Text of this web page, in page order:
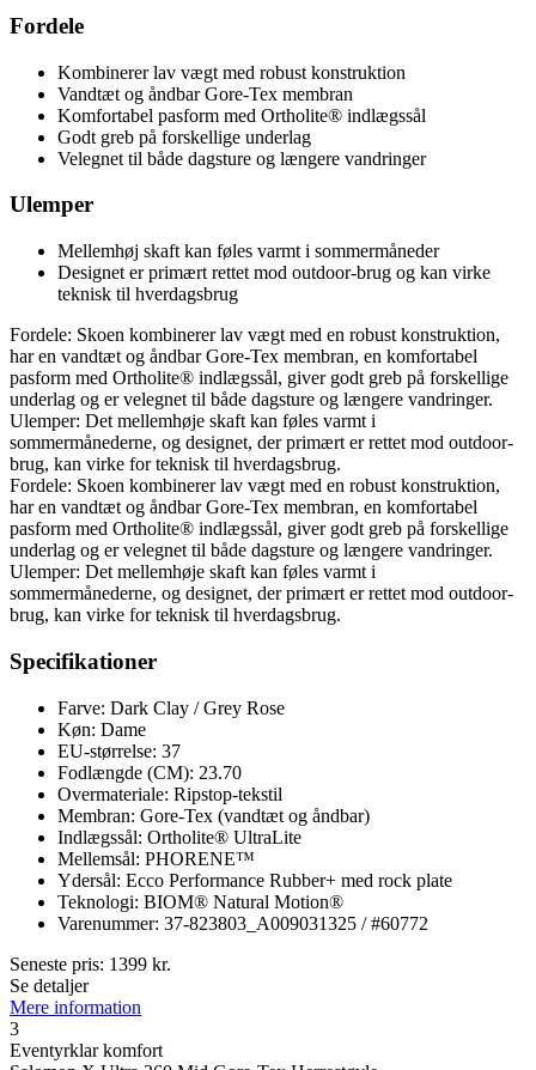
Fordele
Kombinerer lav vægt med robust konstruktion
Vandtæt og åndbar Gore-Tex membran
Komfortabel pasform med Ortholite® indlægssål
Godt greb på forskellige underlag
Velegnet til både dagsture og længere vandringer
Ulemper
Mellemhøj skaft kan føles varmt i sommermåneder
Designet er primært rettet mod outdoor-brug og kan virke
teknisk til hverdagsbrug
Fordele: Skoen kombinerer lav vægt med en robust konstruktion,
har en vandtæt og åndbar Gore-Tex membran, en komfortabel
pasform med Ortholite® indlægssål, giver godt greb på forskellige
underlag og er velegnet til både dagsture og længere vandringer.
Ulemper: Det mellemhøje skaft kan føles varmt i
sommermånederne, og designet, der primært er rettet mod outdoor-
brug, kan virke for teknisk til hverdagsbrug.
Fordele: Skoen kombinerer lav vægt med en robust konstruktion,
har en vandtæt og åndbar Gore-Tex membran, en komfortabel
pasform med Ortholite® indlægssål, giver godt greb på forskellige
underlag og er velegnet til både dagsture og længere vandringer.
Ulemper: Det mellemhøje skaft kan føles varmt i
sommermånederne, og designet, der primært er rettet mod outdoor-
brug, kan virke for teknisk til hverdagsbrug.
Specifikationer
Farve: Dark Clay / Grey Rose
Køn: Dame
EU-størrelse: 37
Fodlængde (CM): 23.70
Overmateriale: Ripstop-tekstil
Membran: Gore-Tex (vandtæt og åndbar)
Indlægssål: Ortholite® UltraLite
Mellemsål: PHORENE™
Ydersål: Ecco Performance Rubber+ med rock plate
Teknologi: BIOM® Natural Motion®
Varenummer: 37-823803_A009031325 / #60772
Seneste pris: 1399 kr.
Se detaljer
Mere information
3
Eventyrklar komfort